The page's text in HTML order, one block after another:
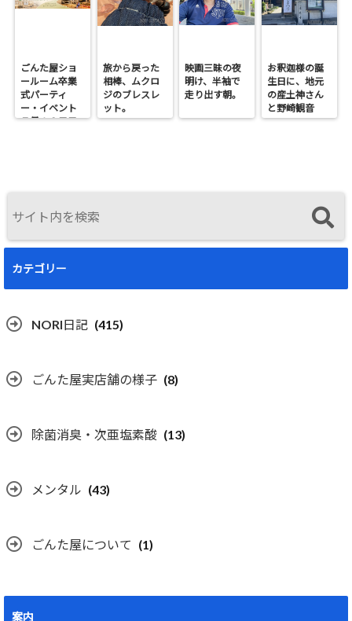
ごんた屋ショ
ールーム卒業
式パーティ
ー・イベント
７月１９日日
旅から戻った
相棒、ムクロ
ジのブレスレ
ット。
映画三昧の夜
明け、半袖で
走り出す朝。
お釈迦様の誕
生日に、地元
の産土神さん
と野崎観音
へ。
カテゴリー
NORI日記 (415)
ごんた屋実店舗の様子 (8)
除菌消臭・次亜塩素酸 (13)
メンタル (43)
ごんた屋について (1)
案内